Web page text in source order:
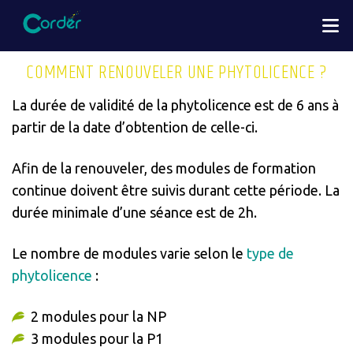
Aller
contenu
principal
COMMENT RENOUVELER UNE PHYTOLICENCE ?
La durée de validité de la phytolicence est de 6 ans à
partir de la date d’obtention de celle-ci.
Afin de la renouveler, des modules de formation
continue doivent être suivis durant cette période. La
durée minimale d’une séance est de 2h.
Le nombre de modules varie selon le type de
phytolicence :
2 modules pour la NP
3 modules pour la P1